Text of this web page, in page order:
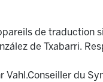
de traduction
de Txabarri.
du